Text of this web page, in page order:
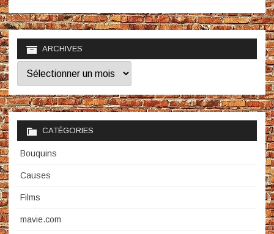
ARCHIVES
Archives
CATÉGORIES
Bouquins
Causes
Films
mavie.com